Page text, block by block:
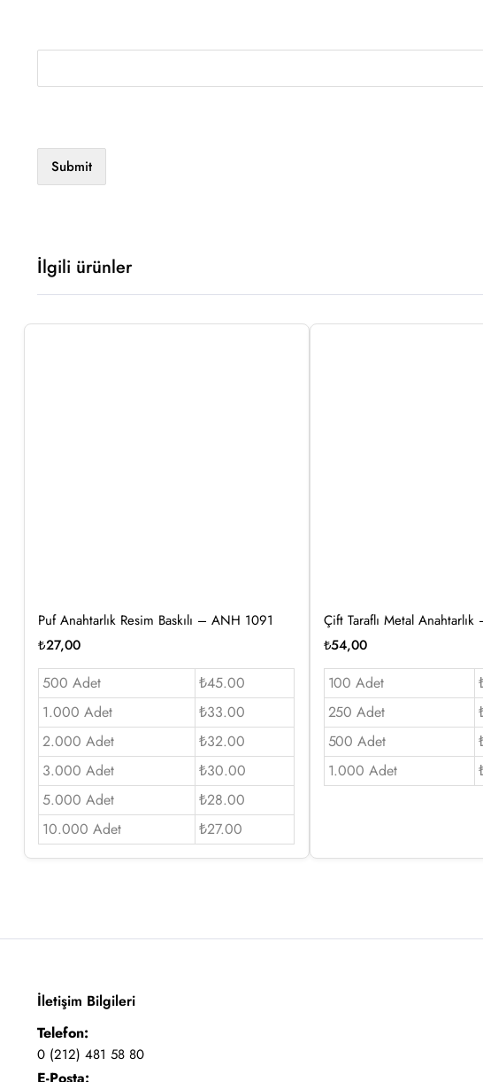
İlgili ürünler
Puf Anahtarlık Resim Baskılı – ANH 1091
₺27,00
500 Adet
₺45.00
1.000 Adet
₺33.00
2.000 Adet
₺32.00
3.000 Adet
₺30.00
5.000 Adet
₺28.00
10.000 Adet
₺27.00
Çift Taraflı Metal
₺54,00
100 Adet
250 Adet
500 Adet
1.000 Adet
İletişim Bilgileri
Telefon:
0 (212) 481 58 80